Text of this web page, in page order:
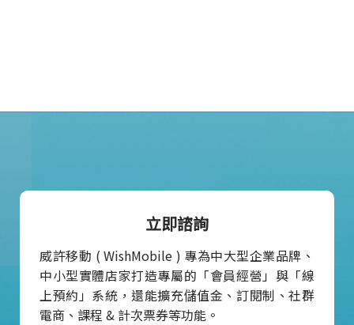
立即諮詢
威許移動 ( WishMobile ) 專為中大型企業品牌、
中小型實體店家打造專屬的「會員經營」與「線
上預約」系統，還能擴充儲值金、訂閱制、社群
電商、課程 & 計次票券等功能。